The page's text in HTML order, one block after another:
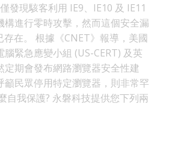
發現駭客利用 IE9、IE10 及 IE11
構進行零時攻擊，然而這個安全漏
存在。 根據《CNET》報導，美國
緊急應變小組 (US-CERT) 及英
定期會發布網路瀏覽器安全性建
籲民眾停用特定瀏覽器，則非常罕
自我保護? 永磐科技提供您下列兩